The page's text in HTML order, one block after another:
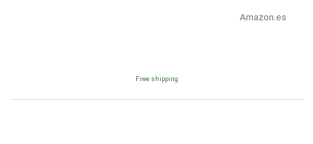
Amazon.es
Free shipping